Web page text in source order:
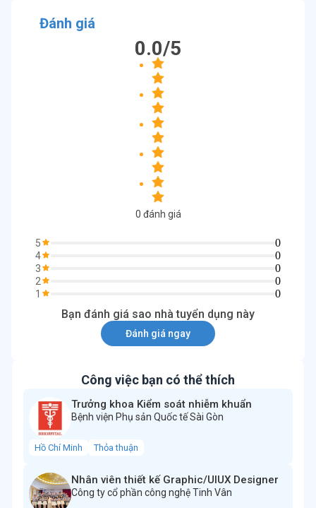
Đánh giá
5 0
4 0
3 0
2 0
1 0
0.0/5
0 đánh giá
Bạn đánh giá sao nhà tuyển dụng này
Đánh giá ngay
Công việc bạn có thể thích
Trưởng khoa Kiểm soát nhiễm khuẩn
Bệnh viện Phụ sản Quốc tế Sài Gòn
Hồ Chí Minh Thỏa thuận
Nhân viên thiết kế Graphic/UIUX Designer
Công ty cổ phần công nghệ Tinh Vân